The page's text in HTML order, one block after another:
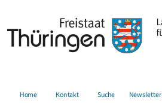
Home Kontakt Suche Newsletter